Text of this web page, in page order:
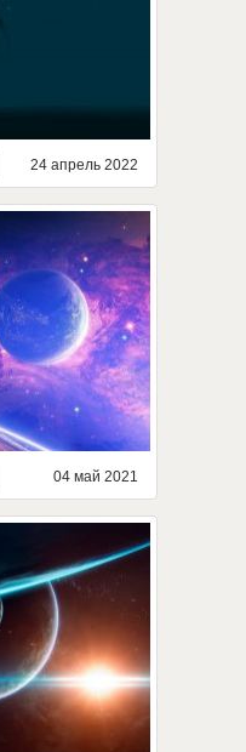
24 апрель 2022
04 май 2021